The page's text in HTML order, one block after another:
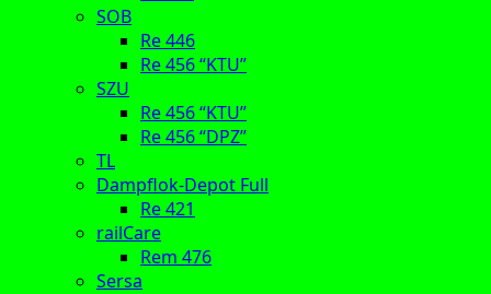
SOB
Re 446
Re 456 “KTU”
SZU
Re 456 “KTU”
Re 456 “DPZ”
TL
Dampflok-Depot Full
Re 421
railCare
Rem 476
Sersa